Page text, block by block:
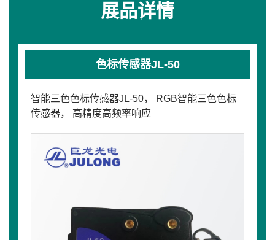
展品详情
色标传感器JL-50
智能三色色标传感器JL-50， RGB智能三色色标
传感器， 高精度高频率响应